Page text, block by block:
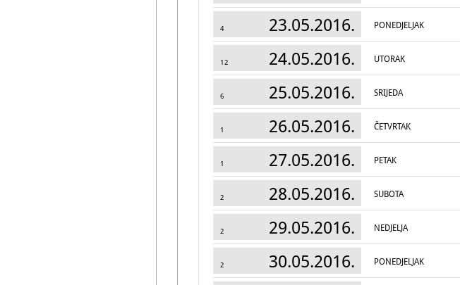
4 23.05.2016. PONEDJELJAK
12 24.05.2016. UTORAK
6 25.05.2016. SRIJEDA
1 26.05.2016. ČETVRTAK
1 27.05.2016. PETAK
2 28.05.2016. SUBOTA
2 29.05.2016. NEDJELJA
2 30.05.2016. PONEDJELJAK